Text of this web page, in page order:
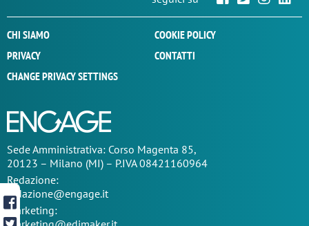
CHI SIAMO
COOKIE POLICY
PRIVACY
CONTATTI
CHANGE PRIVACY SETTINGS
SedeAmministrativa: Corso Magenta 85,
20123 – Milano (MI) – P.IVA 08421160964
Redazione:
redazione@engage.it
Marketing: